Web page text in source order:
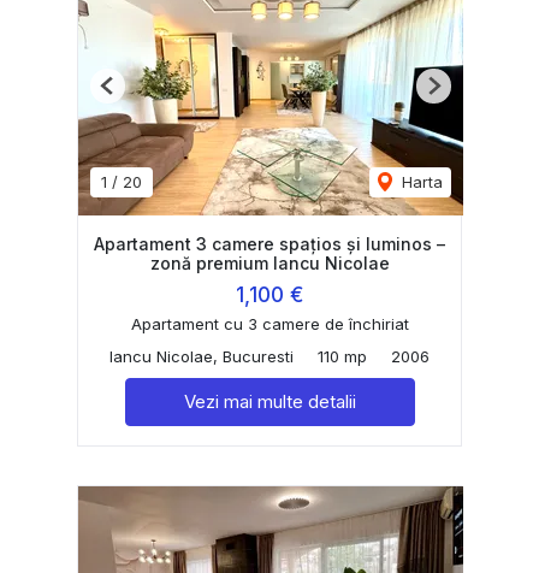
1 / 20 Harta
Previous Next
Apartament 3 camere spațios și luminos –
zonă premium Iancu Nicolae
1,100 €
Apartament cu 3 camere de închiriat
Iancu Nicolae, Bucuresti
110 mp 2006
Vezi mai multe detalii